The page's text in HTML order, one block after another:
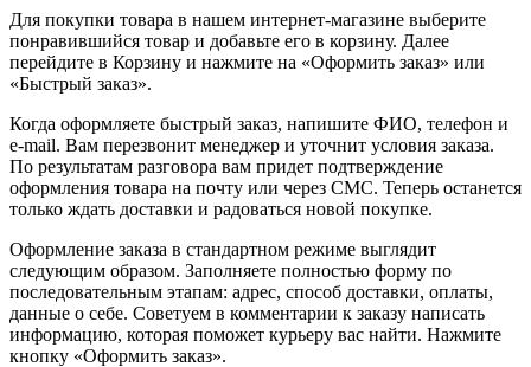
Для покупки товара в нашем интернет-магазине выберите
понравившийся товар и добавьте его в корзину. Далее
перейдите в Корзину и нажмите на «Оформить заказ» или
«Быстрый заказ».
Когда оформляете быстрый заказ, напишите ФИО, телефон и
e-mail. Вам перезвонит менеджер и уточнит условия заказа.
По результатам разговора вам придет подтверждение
оформления товара на почту или через СМС. Теперь останется
только ждать доставки и радоваться новой покупке.
Оформление заказа в стандартном режиме выглядит
следующим образом. Заполняете полностью форму по
последовательным этапам: адрес, способ доставки, оплаты,
данные о себе. Советуем в комментарии к заказу написать
информацию, которая поможет курьеру вас найти. Нажмите
кнопку «Оформить заказ».